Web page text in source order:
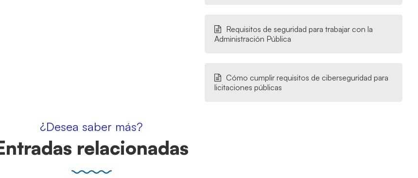
Requisitos de seguridad para trabajar con la
Administración Pública
Cómo cumplir requisitos de ciberseguridad para
licitaciones públicas
¿Desea saber más?
relacionadas